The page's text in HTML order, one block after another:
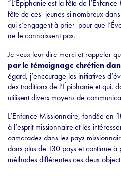
“L’Épiphanie est la fête de
fête de ces jeunes si nombreux
qui s’engagent à prier pour que
ne le connaissent pas.
Je veux leur dire merci et rappeler
par le témoignage chrétien
égard, j’encourage les initiatives
des traditions de l’Épiphanie et qui,
utilisent divers moyens de
L’Enfance Missionnaire, fondée en
à l’esprit missionnaire et les
camarades dans les pays
dans plus de 130 pays et continue à
méthodes différentes ces deux